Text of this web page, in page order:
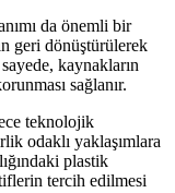
da önemli bir
geri dönüştürülerek
kaynakların
sağlanır.
teknolojik
odaklı yaklaşımlara
plastik
tercih edilmesi